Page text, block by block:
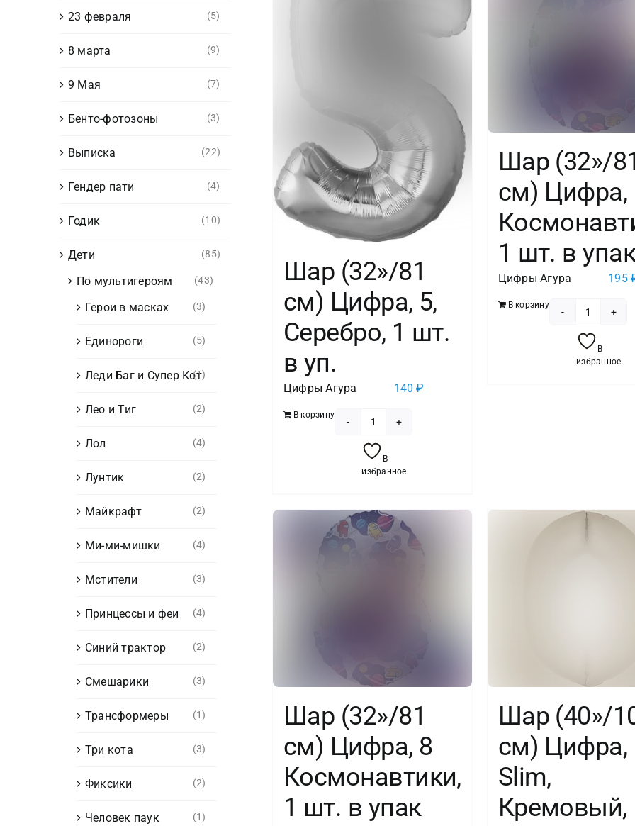
23 февраля (5)
8 марта (9)
9 Мая (7)
Бенто-фотозоны (3)
Выписка (22)
Гендер пати (4)
Годик (10)
Дети (85)
По мультигероям (43)
Герои в масках (3)
Единороги (5)
Леди Баг и Супер Кот
(1)
Лео и Тиг (2)
Лол (4)
Лунтик (2)
Майкрафт (2)
Ми-ми-мишки (4)
Мстители (3)
Принцессы и феи (4)
Синий трактор (2)
Смешарики (3)
Трансформеры (1)
Три кота (3)
Фиксики (2)
Человек паук (1)
Шар (32»/81
см) Цифра, 5,
Серебро, 1 шт.
в уп.
Цифры Агура 140₽
В корзину
товара
Шар
см)
Цифра,
5,
В
избранное
Шар (32»/81
см) Цифра,
1 шт. в
Цифры Агура 195
В корзину
товара
Шар
в
В
избранное
Шар (32»/81
см) Цифра, 8
Космонавтики,
1 шт. в упак
Шар (40»/
см) Цифра,
Slim,
Кремовый,